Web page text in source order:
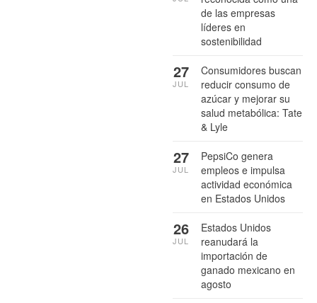
de las empresas
líderes en
sostenibilidad
Consumidores buscan
reducir consumo de
azúcar y mejorar su
salud metabólica: Tate
& Lyle
27
JUL
PepsiCo genera
empleos e impulsa
actividad económica
en Estados Unidos
27
JUL
Estados Unidos
reanudará la
importación de
ganado mexicano en
agosto
26
JUL